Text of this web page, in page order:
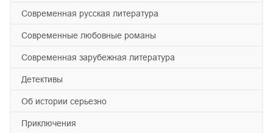
современная русская литература
современные любовные романы
современная зарубежная литература
детективы
об истории серьезно
приключения